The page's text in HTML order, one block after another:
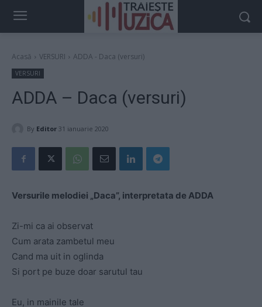
Acasă VERSURI ADDA - Daca (versuri)
VERSURI
ADDA – Daca (versuri)
By Editor 31 ianuarie 2020
Versurile melodiei „Daca”, interpretata de ADDA
Zi-mi ca ai observat
Cum arata zambetul meu
Cand ma uit in oglinda
Si port pe buze doar sarutul tau
Eu, in mainile tale